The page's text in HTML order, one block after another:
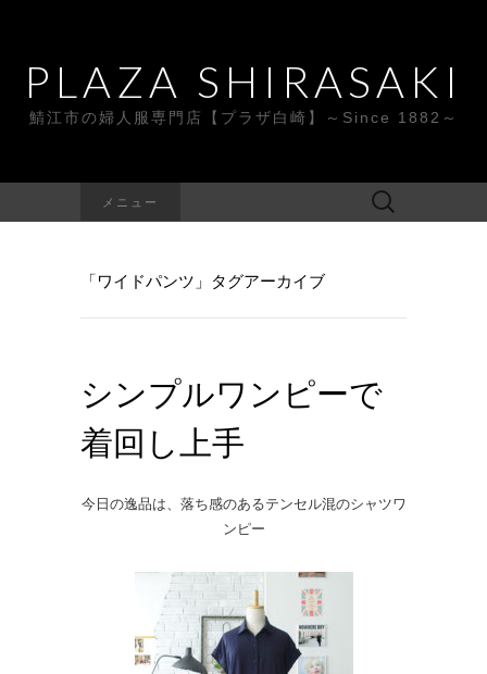
PLAZA SHIRASAKI
鯖江市の婦人服専門店【プラザ白崎】～Since 1882～
メニュー
検
索:
「ワイドパンツ」タグアーカイブ
シンプルワンピーで
着回し上手
今日の逸品は、落ち感のあるテンセル混のシャツワ
ンピー